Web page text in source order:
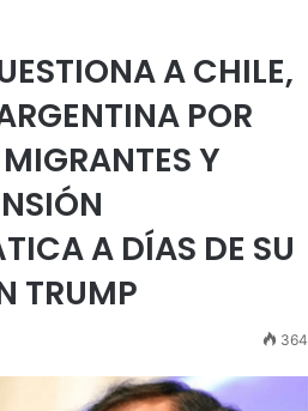
A CHILE,
POR
Y
A DÍAS DE SU
TRUMP
364